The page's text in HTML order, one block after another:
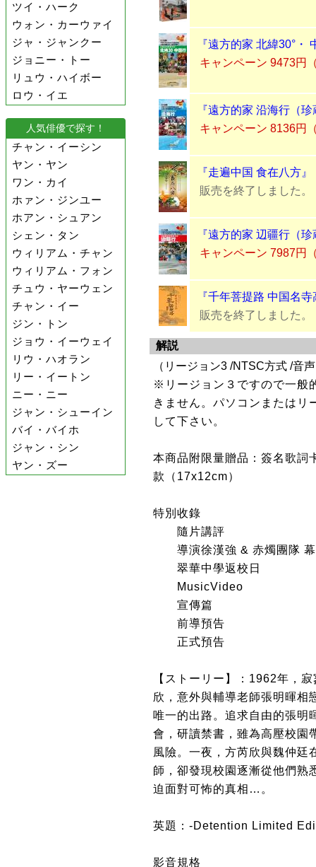
ツイ・ハーク
ウォン・カーウァイ
ジャ・ジャンクー
ジョニー・トー
リュウ・ハイボー
ロウ・イエ
人気俳優で探す！
チャン・イーシン
ヤン・ヤン
ワン・カイ
ホァン・ジンユー
ホアン・シュアン
シェン・タン
ウィリアム・チャン
ウィリアム・フォン
チュウ・ヤーウェン
チャン・イー
ジン・トン
ジョウ・イーウェイ
リウ・ハオラン
リー・イートン
ニー・ニー
ジャン・シューイン
バイ・バイホ
ジャン・シン
ヤン・ズー
『遠方的家 北緯30°
キャンペーン 9473円
『遠方的家 沿海行（
キャンペーン 8136円
『走遍中国 食在八方
販売を終了しました。
『遠方的家 辺疆行（
キャンペーン 7987円
『千年菩提路 中国名
販売を終了しました。
解説
（リージョン3 /NTSC方式 /音
※リージョン３ですので一般
きません。パソコンまたはリ
して下さい。
本商品附限量贈品：簽名歌詞
款（17x12cm）
特別收錄
隨片講評
導演徐漢強 & 赤燭團隊
翠華中學返校日
MusicVideo
宣傳篇
前導預告
正式預告
【ストーリー】：1962年，
欣，意外與輔導老師張明暉相
唯一的出路。追求自由的張明
會，研讀禁書，雖為高壓校園
風險。一夜，方芮欣與魏仲廷
師，卻發現校園逐漸從他們熟
迫面對可怖的真相…。
英題：-Detention Limited
影音規格